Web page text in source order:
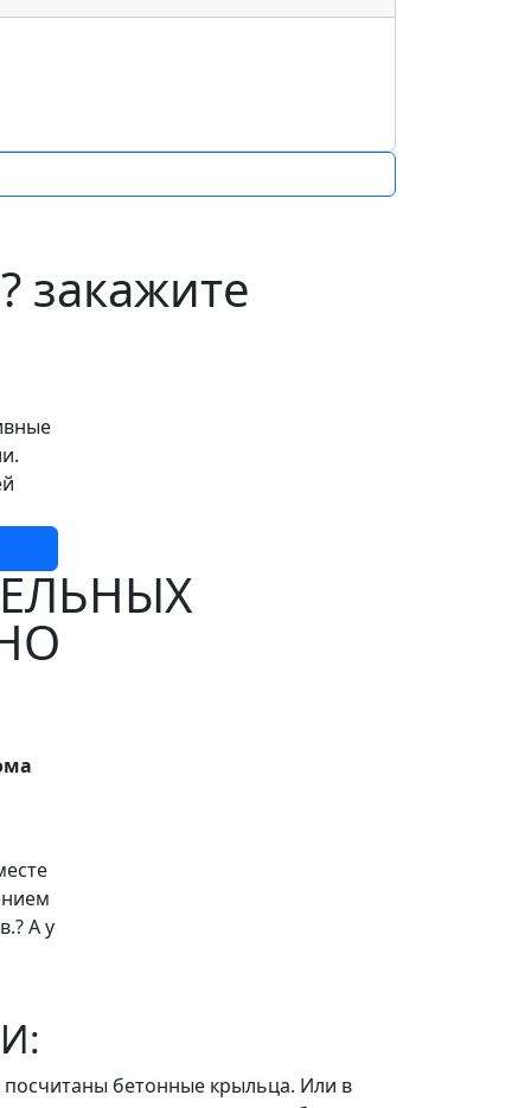
закажите
А у
бетонные крыльца. Или в